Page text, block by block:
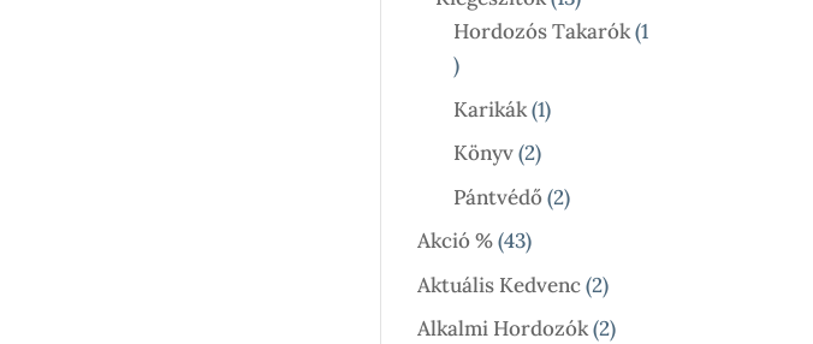
Termék
Hordozós Takarók 1
1
Termék
Karikák 11
Könyv 22
Termék
Pántvédő 22
Akció % 4343
Termék
Aktuális Kedvenc 22
Termék
Alkalmi Hordozók 22